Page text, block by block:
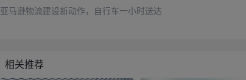
亚马逊物流建设新动作，自行车一小时送达
相关推荐